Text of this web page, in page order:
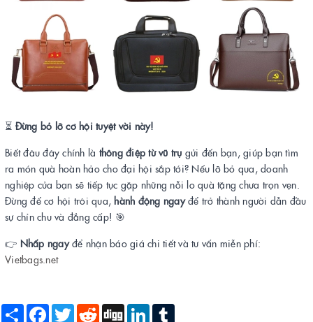
⏳ Đừng bỏ lỡ cơ hội tuyệt vời này!
Biết đâu đây chính là thông điệp từ vũ trụ gửi đến bạn, giúp bạn tìm
ra món quà hoàn hảo cho đại hội sắp tới? Nếu lỡ bỏ qua, doanh
nghiệp của bạn sẽ tiếp tục gặp những nỗi lo quà tặng chưa trọn vẹn.
Đừng để cơ hội trôi qua,hành động ngayđể trở thành người dẫn đầu
sự chỉn chu và đẳng cấp! 🎯
👉 Nhấp ngayđể nhận báo giá chi tiết và tư vấn miễn phí:
Vietbags.net
Share Facebook
Twitter Reddit Digg LinkedIn